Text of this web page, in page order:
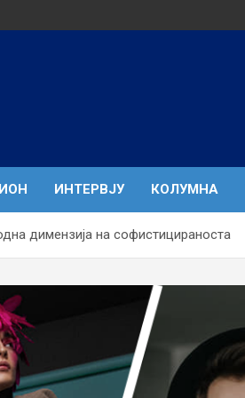
ИНТЕРВЈУ КОЛУМНА
димензија на софистицираноста